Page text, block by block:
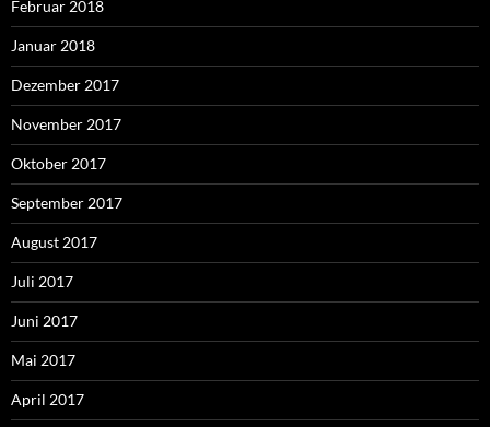
Februar 2018
Januar 2018
Dezember 2017
November 2017
Oktober 2017
September 2017
August 2017
Juli 2017
Juni 2017
Mai 2017
April 2017